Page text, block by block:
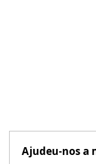
Ajudeu-nos a